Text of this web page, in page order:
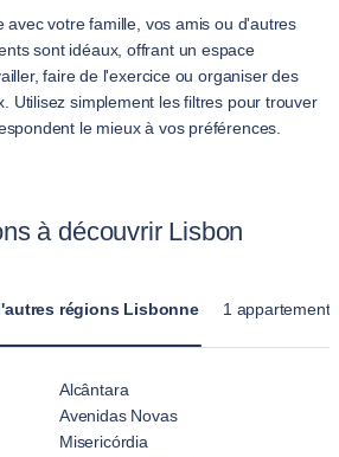
avec votre famille, vos amis ou d'autres
sont idéaux, offrant un espace
faire de l'exercice ou organiser des
Utilisez simplement les filtres pour trouver
le mieux à vos préférences.
à découvrir Lisbon
régions Lisbonne 1
Alcântara
Avenidas Novas
Misericórdia